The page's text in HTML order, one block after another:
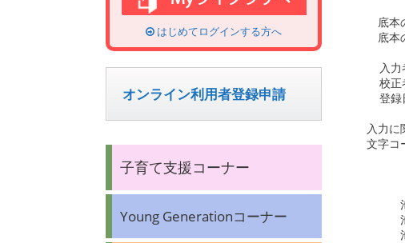
底本
底本
入力
校正
登録
入力
文字コ
池田
池田
池田
はじめてログインする方へ
オンライン利用者登録申請
子育て支援コーナー
Young Generationコーナー